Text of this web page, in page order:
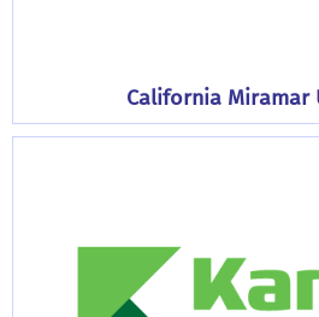
California Miramar